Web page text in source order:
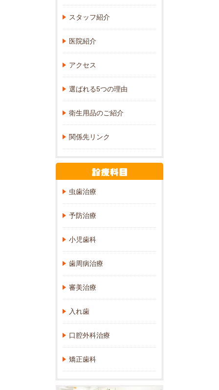
スタッフ紹介
医院紹介
アクセス
選ばれる5つの理由
衛生用品のご紹介
関係先リンク
虫歯治療
予防治療
小児歯科
歯周病治療
審美治療
入れ歯
口腔外科治療
矯正歯科